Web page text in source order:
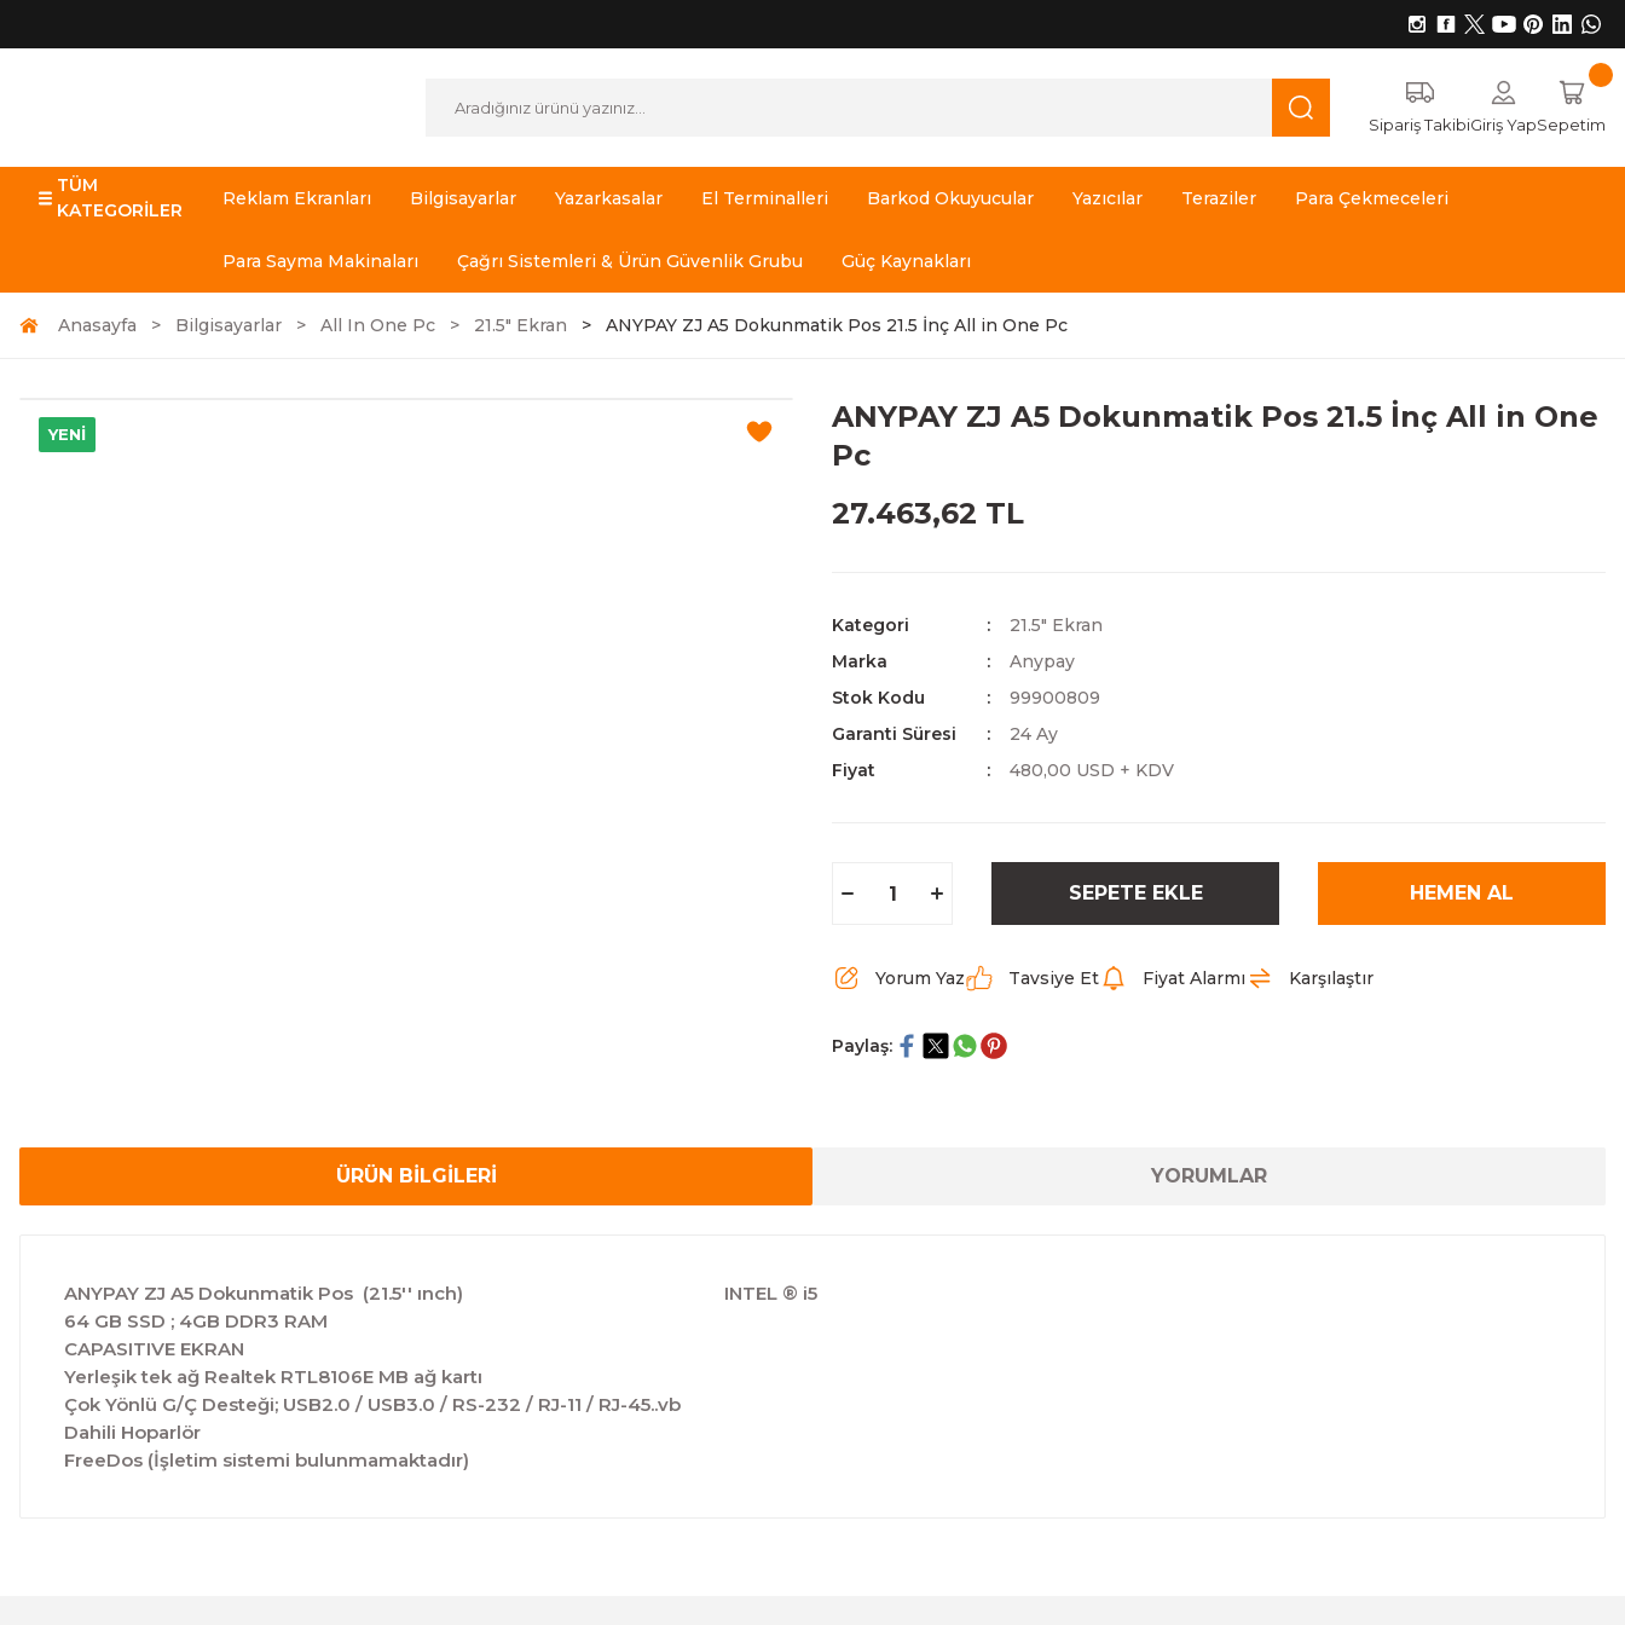
Sipariş TakibiGiriş YapSepetim
TÜM
KATEGORİLER
Reklam Ekranları Bilgisayarlar Yazarkasalar El Terminalleri Barkod Okuyucular Yazıcılar Teraziler Para Çekmeceleri
Para Sayma Makinaları Çağrı Sistemleri & Ürün Güvenlik Grubu Güç Kaynakları
Anasayfa Bilgisayarlar All In One Pc 21.5" Ekran ANYPAY ZJ A5 Dokunmatik Pos 21.5 İnç All in One Pc
YENİ
ANYPAY ZJ A5 Dokunmatik Pos 21.5 İnç All in One
Pc
27.463,62 TL
Kategori
21.5" Ekran
Marka
Anypay
Stok Kodu
99900809
Garanti Süresi
24 Ay
Fiyat
480,00 USD + KDV
SEPETE EKLE HEMEN AL
Yorum Yaz Tavsiye Et Fiyat Alarmı Karşılaştır
Paylaş:
ÜRÜN BİLGİLERİ YORUMLAR
ANYPAY ZJ A5 Dokunmatik Pos (21.5'' ınch) INTEL ® i5
64 GB SSD ; 4GB DDR3 RAM
CAPASITIVE EKRAN
Yerleşik tek ağ Realtek RTL8106E MB ağ kartı
Çok Yönlü G/Ç Desteği; USB2.0 / USB3.0 / RS-232 / RJ-11 / RJ-45..vb
Dahili Hoparlör
FreeDos (İşletim sistemi bulunmamaktadır)